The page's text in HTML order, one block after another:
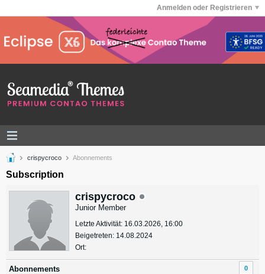
Anmelden oder Registrieren
crispycroco Abonnements
Subscription
crispycroco
Junior Member
Letzte Aktivität: 16.03.2026, 16:00
Beigetreten: 14.08.2024
Ort:
Abonnements 0